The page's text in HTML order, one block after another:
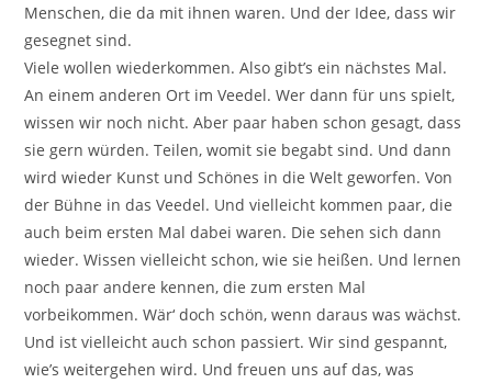
Menschen, die da mit ihnen waren. Und der Idee, dass wir
gesegnet sind.
Viele wollen wiederkommen. Also gibt’s ein nächstes Mal.
An einem anderen Ort im Veedel. Wer dann für uns spielt,
wissen wir noch nicht. Aber paar haben schon gesagt, dass
sie gern würden. Teilen, womit sie begabt sind. Und dann
wird wieder Kunst und Schönes in die Welt geworfen. Von
der Bühne in das Veedel. Und vielleicht kommen paar, die
auch beim ersten Mal dabei waren. Die sehen sich dann
wieder. Wissen vielleicht schon, wie sie heißen. Und lernen
noch paar andere kennen, die zum ersten Mal
vorbeikommen. Wär‘ doch schön, wenn daraus was wächst.
Und ist vielleicht auch schon passiert. Wir sind gespannt,
wie’s weitergehen wird. Und freuen uns auf das, was